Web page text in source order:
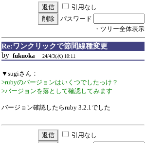
引用なし
パスワード
・ツリー全体表示
Re:ワンクリックで節間線種変更
by fukuoka 24/4/3(水) 10:11
▼sugiさん：
>rubyのバージョンはいくつでしたっけ？
>バージョンを落として確認してみます
バージョン確認したらruby 3.2.1でした
引用なし